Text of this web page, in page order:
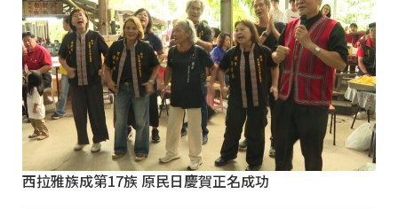
西拉雅族成第17族 原民日慶賀正名成功